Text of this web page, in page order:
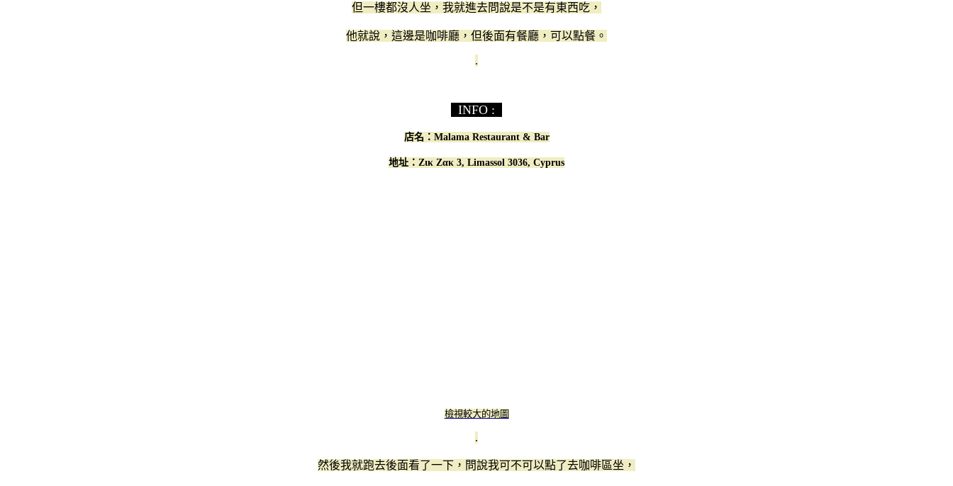
但一樓都沒人坐，我就進去問說是不是有東西吃，
他就說，這邊是咖啡廳，但後面有餐廳，可以點餐。
.
INFO :
店名：Malama Restaurant & Bar
地址：Ζικ Ζακ 3, Limassol 3036, Cyprus
檢視較大的地圖
.
然後我就跑去後面看了一下，問說我可不可以點了去咖啡區坐，